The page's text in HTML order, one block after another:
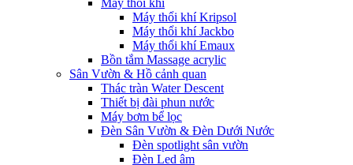
Máy thổi khí
Máy thổi khí Kripsol
Máy thổi khí Jackbo
Máy thổi khí Emaux
Bồn tắm Massage acrylic
Sân Vườn & Hồ cảnh quan
Thác tràn Water Descent
Thiết bị đài phun nước
Máy bơm bể lọc
Đèn Sân Vườn & Đèn Dưới Nước
Đèn spotlight sân vườn
Đèn Led âm